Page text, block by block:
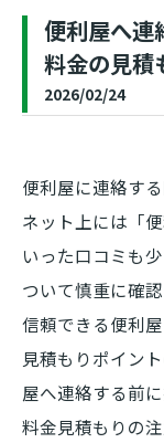
便利屋へ連
料金の見積
2026/02/24
便利屋に連絡す
ネット上には「
いった口コミも
ついて慎重に確
信頼できる便利
見積もりポイン
屋へ連絡する前
料金見積もりの